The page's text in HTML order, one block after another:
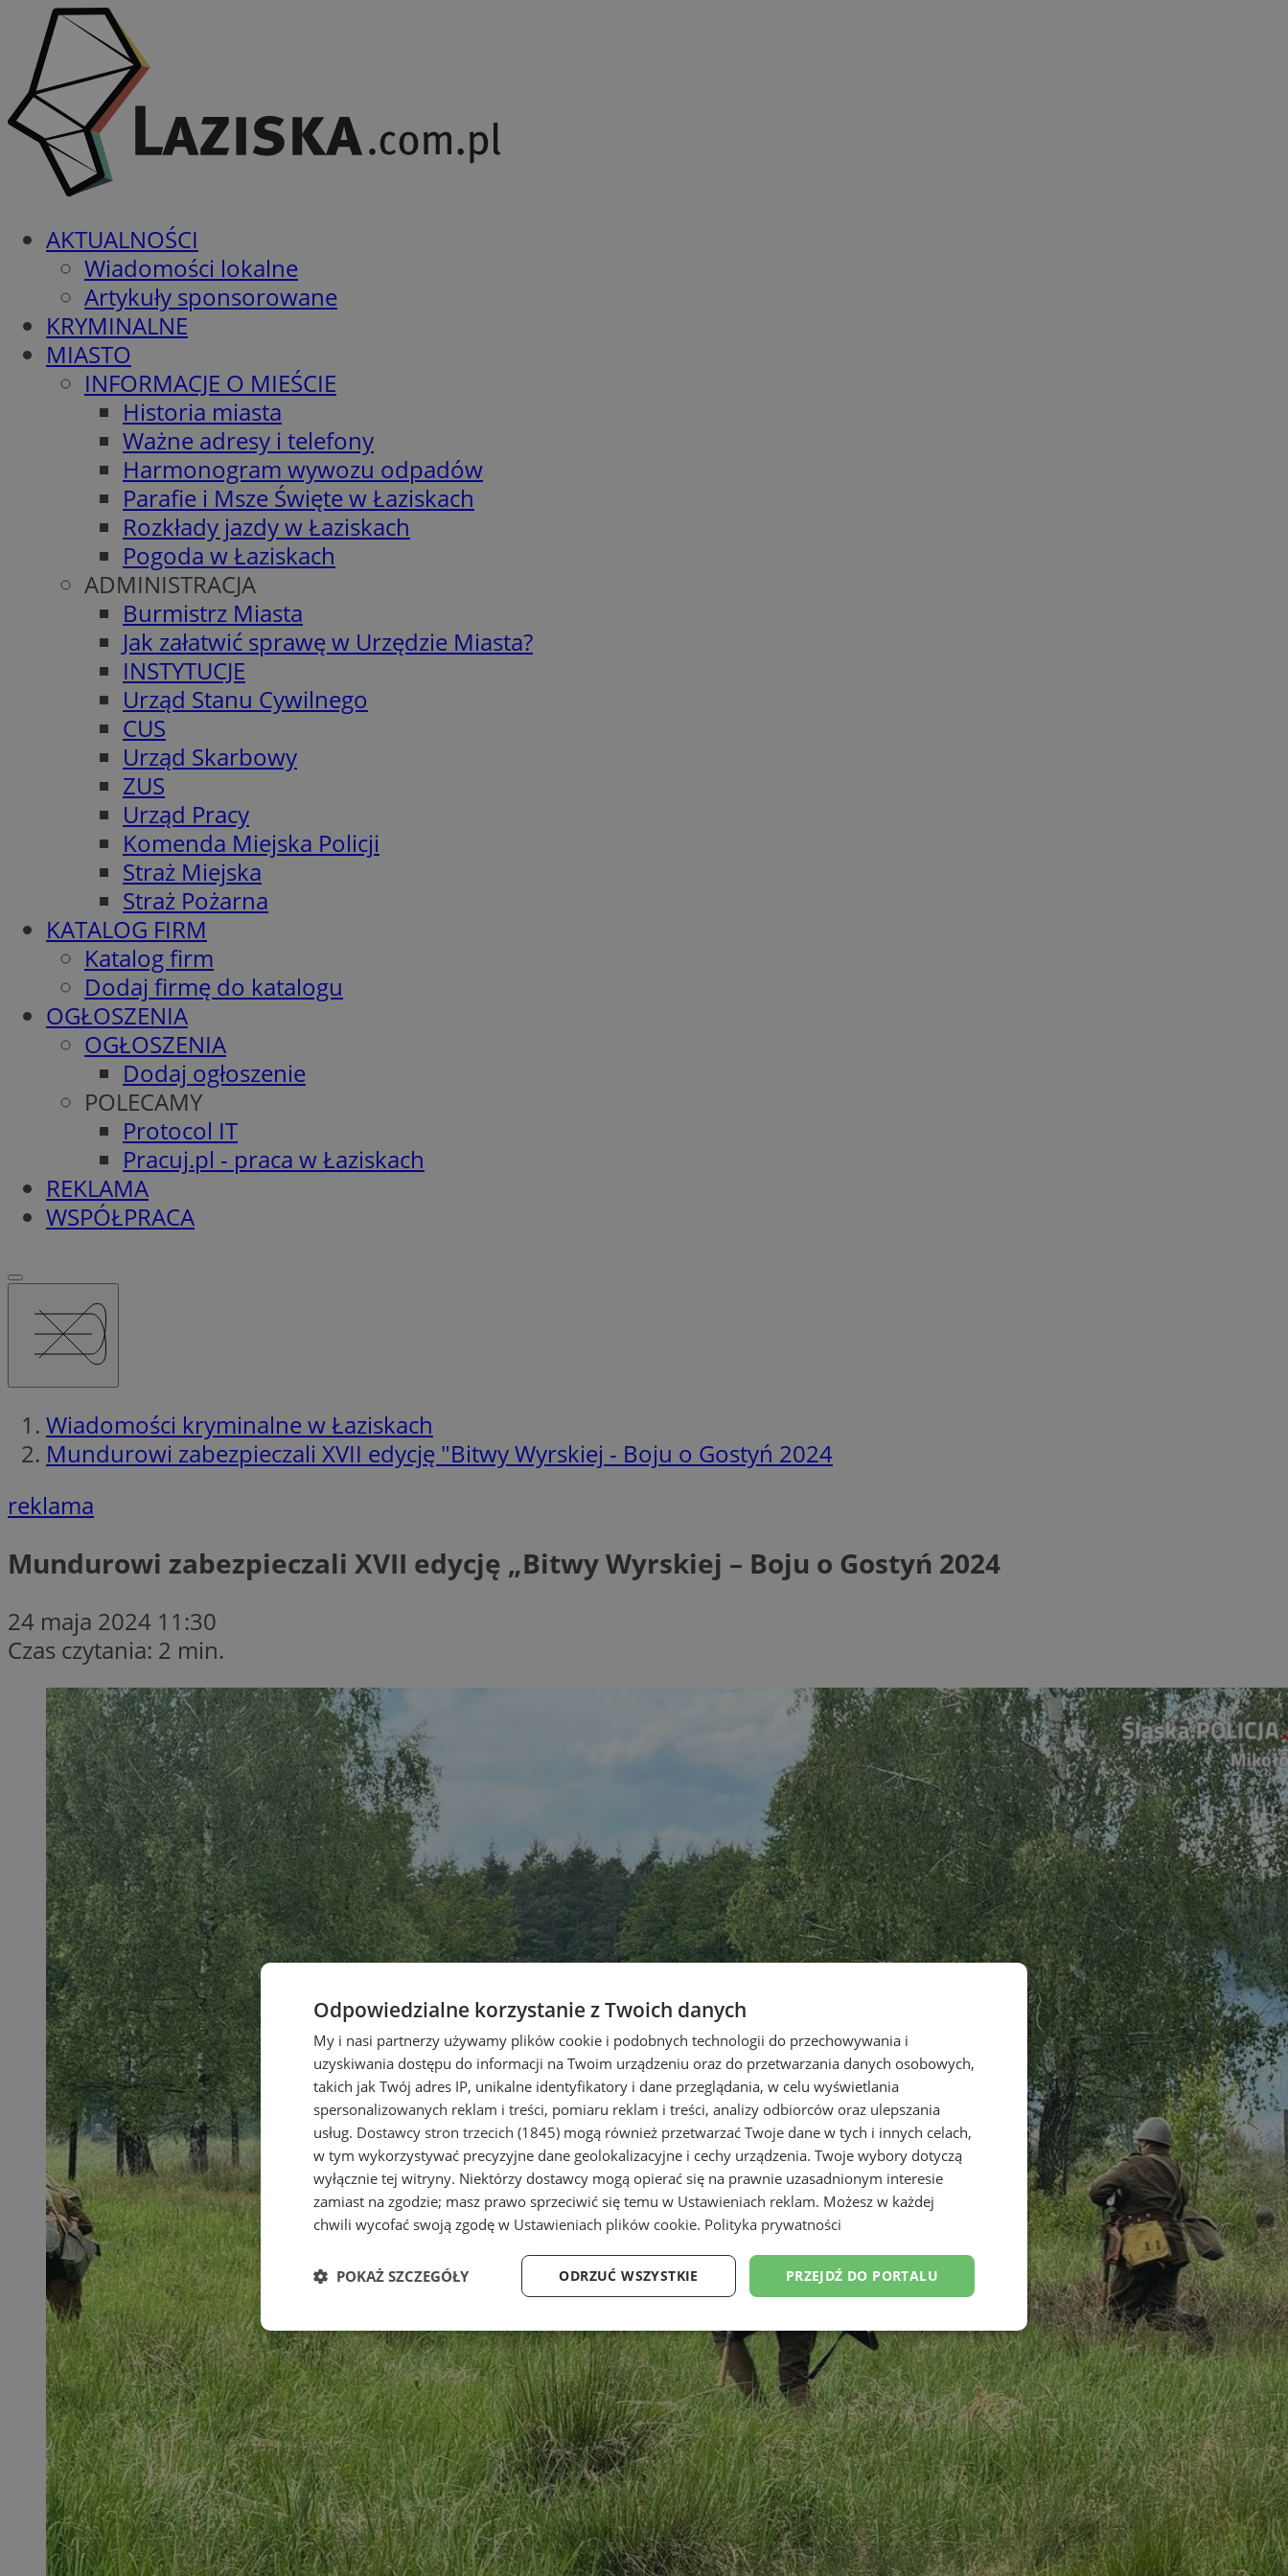
AKTUALNOŚCI
Wiadomości lokalne
Artykuły sponsorowane
KRYMINALNE
MIASTO
INFORMACJE O MIEŚCIE
Historia miasta
Ważne adresy i telefony
Harmonogram wywozu odpadów
Parafie i Msze Święte w Łaziskach
Rozkłady jazdy w Łaziskach
Pogoda w Łaziskach
ADMINISTRACJA
Burmistrz Miasta
Jak załatwić sprawę w Urzędzie Miasta?
INSTYTUCJE
Urząd Stanu Cywilnego
CUS
Urząd Skarbowy
ZUS
Urząd Pracy
Komenda Miejska Policji
Straż Miejska
Straż Pożarna
KATALOG FIRM
Katalog firm
Dodaj firmę do katalogu
OGŁOSZENIA
OGŁOSZENIA
Dodaj ogłoszenie
POLECAMY
Protocol IT
Pracuj.pl - praca w Łaziskach
REKLAMA
WSPÓŁPRACA
Wiadomości kryminalne w Łaziskach
Mundurowi zabezpieczali XVII edycję "Bitwy Wyrskiej - Boju o Gostyń 2024
reklama
Mundurowi zabezpieczali XVII edycję „Bitwy Wyrskiej – Boju o Gostyń 2024
24 maja 2024 11:30
Czas czytania: 2 min.
Odpowiedzialne korzystanie z Twoich danych
My i nasi partnerzy używamy plików cookie i podobnych technologii do przechowywania i
uzyskiwania dostępu do informacji na Twoim urządzeniu oraz do przetwarzania danych osobowych,
takich jak Twój adres IP, unikalne identyfikatory i dane przeglądania, w celu wyświetlania
spersonalizowanych reklam i treści, pomiaru reklam i treści, analizy odbiorców oraz ulepszania
usług. Dostawcy stron trzecich (1845) mogą również przetwarzać Twoje dane w tych i innych celach,
w tym wykorzystywać precyzyjne dane geolokalizacyjne i cechy urządzenia. Twoje wybory dotyczą
wyłącznie tej witryny. Niektórzy dostawcy mogą opierać się na prawnie uzasadnionym interesie
zamiast na zgodzie; masz prawo sprzeciwić się temu w Ustawieniach reklam. Możesz w każdej
chwili wycofać swoją zgodę w Ustawieniach plików cookie. Polityka prywatności
PRZEJDŹ DO PORTALU
ODRZUĆ WSZYSTKIE
POKAŻ SZCZEGÓŁY
Niezbędne Wydajność Targetowanie Funkcjonalność Niesklasyfikowane
Niezbędne Wydajność Targetowanie Funkcjonalność Niesklasyfikowane
Niezbędne pliki cookie umożliwiają korzystanie z podstawowych funkcji strony internetowej, takich jak logowanie użytkownika i
zarządzanie kontem. Bez niezbędnych plików cookie nie można prawidłowo korzystać ze strony internetowej.
Nazwa Provider/Domena
Okres
przechowywania
Opis